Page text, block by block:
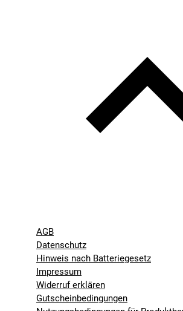
AGB
Datenschutz
Hinweis nach Batteriegesetz
Impressum
Widerruf erklären
Gutscheinbedingungen